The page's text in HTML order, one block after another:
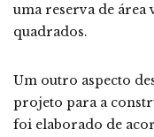
uma reserva de
quadrados.
Um outro aspecto
projeto para a
foi elaborado de